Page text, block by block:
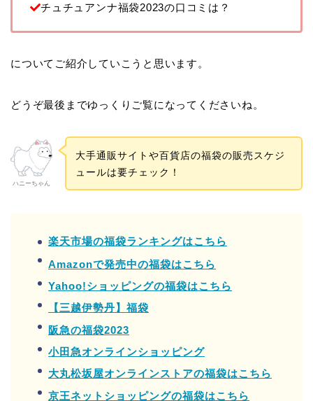
チュチュアンナ福袋2023の口コミは？
についてご紹介していこうと思います。
どうぞ最後までゆっくりご覧になってくださいね。
ハニーちゃん
大手通販サイトや百貨店の福袋の販売スケジ
ュールは要チェック！
楽天市場の福袋ランキングはこちら
Amazonで発売中の福袋はこちら
Yahoo!ショッピングの福袋はこちら
【三越伊勢丹】福袋
阪急の福袋2023
小田急オンラインショッピング
大丸松坂屋オンラインストアの福袋はこちら
京王ネットショッピングの福袋はこちら